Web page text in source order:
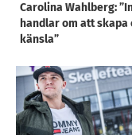
Carolina Wahlberg:
handlar om att skapa
känsla”